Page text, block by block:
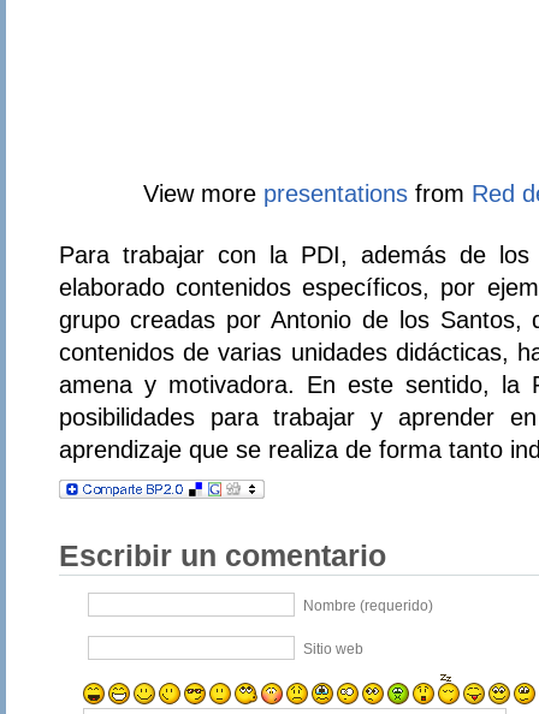
View more presentationsfrom Red
Para trabajar con la PDI, además de los
elaborado contenidos específicos, por
grupo creadas por Antonio de los Santos,
contenidos de varias unidades didácticas,
amena y motivadora. En este sentido, la
posibilidades para trabajar y aprender
aprendizaje que se realiza de forma tanto
Escribir un comentario
Nombre (requerido)
Sitio web